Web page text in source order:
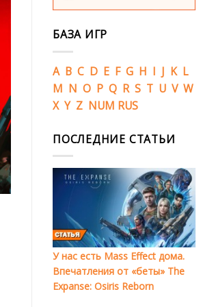
БАЗА ИГР
A B C D E F G H I J K L
M N O P Q R S T U V W
X Y Z NUM RUS
ПОСЛЕДНИЕ СТАТЬИ
У нас есть Mass Effect дома.
Впечатления от «беты» The
Expanse: Osiris Reborn